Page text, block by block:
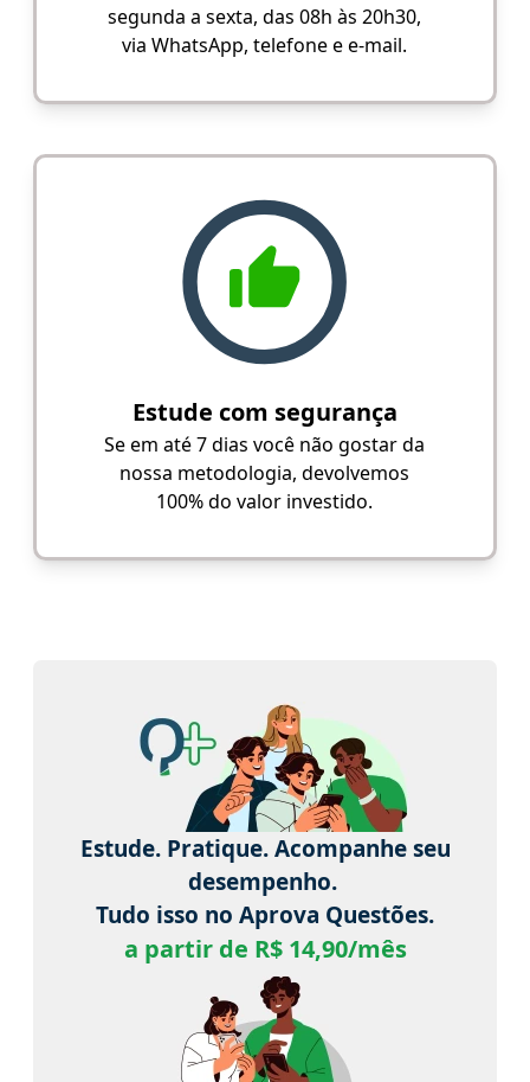
segunda a sexta, das 08h às 20h30,
via WhatsApp, telefone e e-mail.
Estude com segurança
Se em até 7 dias você não gostar da
nossa metodologia, devolvemos
100% do valor investido.
Estude. Pratique. Acompanhe seu
desempenho.
Tudo isso no Aprova Questões.
a partir de R$ 14,90/mês